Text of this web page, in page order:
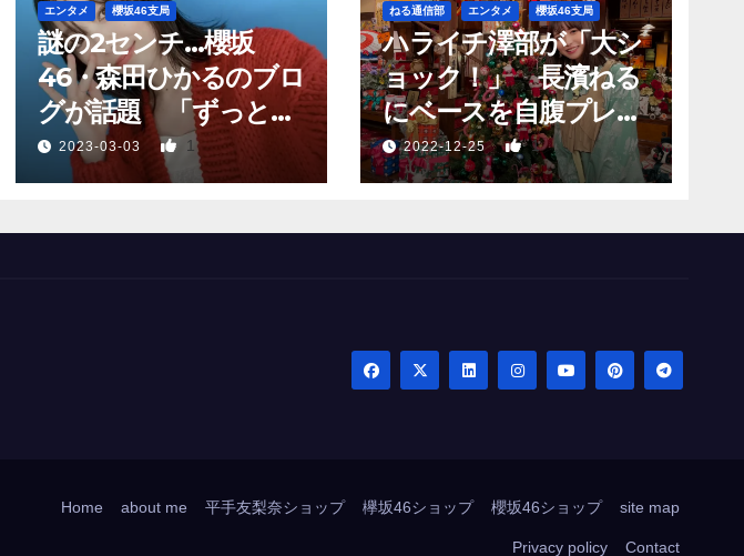
エンタメ 櫻坂46支局
謎の2センチ…櫻坂
46・森田ひかるのブロ
グが話題 「ずっと願
っていた、あれか？」
2023-03-03 1
ねる通信部 エンタメ 櫻坂46支局
ハライチ澤部が「大シ
ョック！」 長濱ねる
にベースを自腹プレゼ
ントするも…
2022-12-25 1
Home about me 平手友梨奈ショップ 欅坂46ショップ 櫻坂46ショップ site map
Privacy policy Contact